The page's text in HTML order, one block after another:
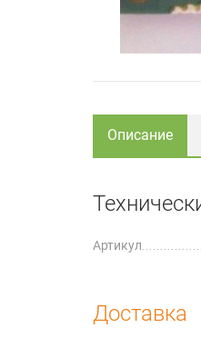
Описание
Артикул
Доставка